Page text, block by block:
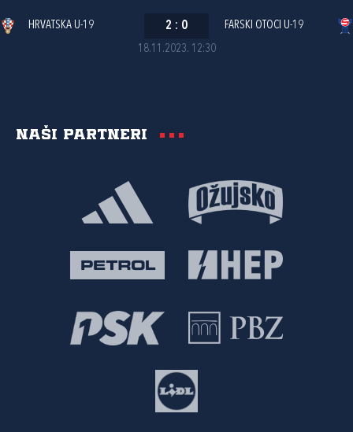
18.11.2023. 12:30
HRVATSKA U-19 2 : 0 FARSKI OTOCI U-19
Naši partneri